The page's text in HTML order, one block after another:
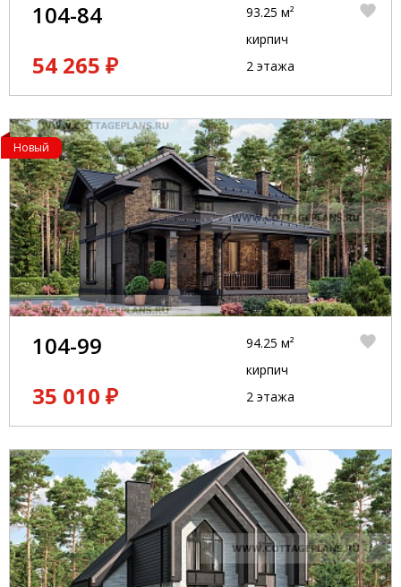
104-84
54 265 ₽
93.25 м²
кирпич
2 этажа
Новый
104-99
35 010 ₽
94.25 м²
кирпич
2 этажа